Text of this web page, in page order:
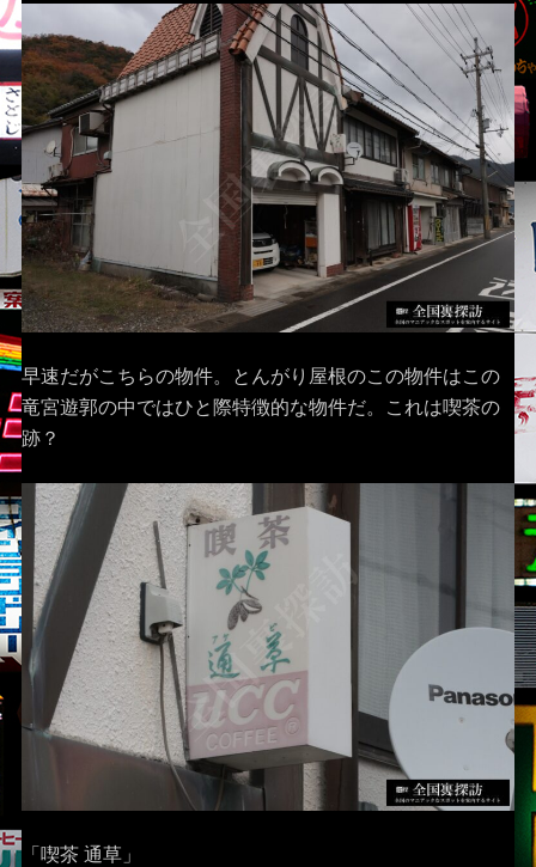
早速だがこちらの物件。とんがり屋根のこの物件はこの
竜宮遊郭の中ではひと際特徴的な物件だ。これは喫茶の
跡？
「喫茶 通草」